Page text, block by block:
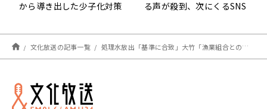
から導き出した少子化対策
る声が殺到、次にくるSNS
文化放送の記事一覧 処理水放出「基準に合致」大竹「漁業組合との理解をどう深めていくのかが大事」